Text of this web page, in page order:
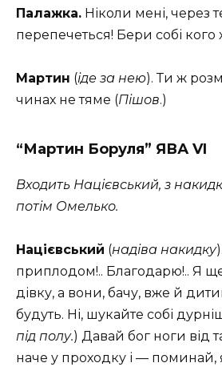
Палажка. Ніколи мені, через
перепечеться! Бери собі кого
Мартин (іде за нею). Ти ж
чинах не тяме (Пішов.)
“Мартин Боруля” ЯВА VI
Входить Націєвський, з
потім Омелько.
Націєвський (надіва накидку
приплодом!.. Благодарю!.. Я ще
дівку, а вони, бачу, вже й
будуть. Ні, шукайте собі
під полу.) Давай бог ноги від
наче у проходку і — поминай,